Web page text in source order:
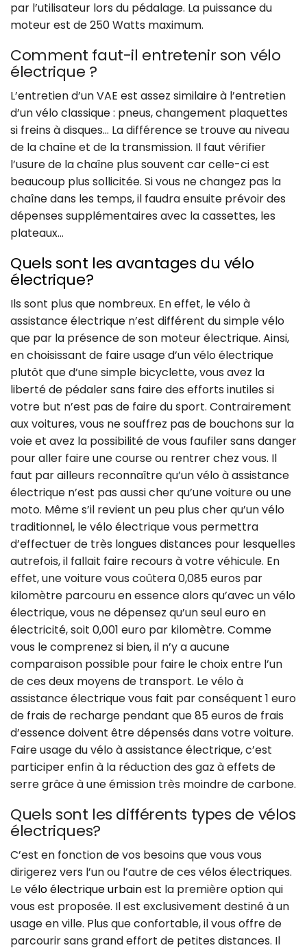
par l’utilisateur lors du pédalage. La puissance du
moteur est de 250 Watts maximum.
Comment faut-il entretenir son vélo
électrique ?
L’entretien d’un VAE est assez similaire à l’entretien
d’un vélo classique : pneus, changement plaquettes
si freins à disques… La différence se trouve au niveau
de la chaîne et de la transmission. Il faut vérifier
l’usure de la chaîne plus souvent car celle-ci est
beaucoup plus sollicitée. Si vous ne changez pas la
chaîne dans les temps, il faudra ensuite prévoir des
dépenses supplémentaires avec la cassettes, les
plateaux…
Quels sont les avantages du vélo
électrique?
Ils sont plus que nombreux. En effet, le vélo à
assistance électrique n’est différent du simple vélo
que par la présence de son moteur électrique. Ainsi,
en choisissant de faire usage d’un vélo électrique
plutôt que d’une simple bicyclette, vous avez la
liberté de pédaler sans faire des efforts inutiles si
votre but n’est pas de faire du sport. Contrairement
aux voitures, vous ne souffrez pas de bouchons sur la
voie et avez la possibilité de vous faufiler sans danger
pour aller faire une course ou rentrer chez vous. Il
faut par ailleurs reconnaître qu’un vélo à assistance
électrique n’est pas aussi cher qu’une voiture ou une
moto. Même s’il revient un peu plus cher qu’un vélo
traditionnel, le vélo électrique vous permettra
d’effectuer de très longues distances pour lesquelles
autrefois, il fallait faire recours à votre véhicule. En
effet, une voiture vous coûtera 0,085 euros par
kilomètre parcouru en essence alors qu’avec un vélo
électrique, vous ne dépensez qu’un seul euro en
électricité, soit 0,001 euro par kilomètre. Comme
vous le comprenez si bien, il n’y a aucune
comparaison possible pour faire le choix entre l’un
de ces deux moyens de transport. Le vélo à
assistance électrique vous fait par conséquent 1 euro
de frais de recharge pendant que 85 euros de frais
d’essence doivent être dépensés dans votre voiture.
Faire usage du vélo à assistance électrique, c’est
participer enfin à la réduction des gaz à effets de
serre grâce à une émission très moindre de carbone.
Quels sont les différents types de vélos
électriques?
C’est en fonction de vos besoins que vous vous
dirigerez vers l’un ou l’autre de ces vélos électriques.
Levélo électrique urbainest la première option qui
vous est proposée. Il est exclusivement destiné à un
usage en ville. Plus que confortable, il vous offre de
parcourir sans grand effort de petites distances. Il